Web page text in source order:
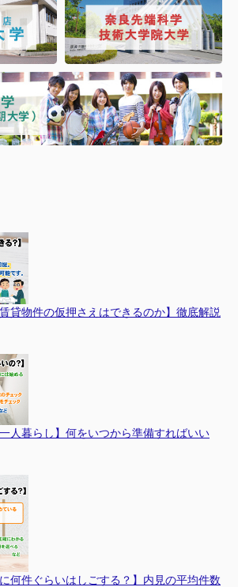
貸物件の仮押さえはできるのか】徹底解説
人暮らし】何をいつから準備すればいい
何件ぐらいはしごする？】内見の平均件数